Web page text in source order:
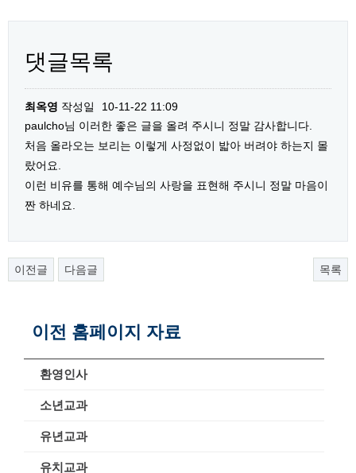
댓글목록
최옥영 작성일
10-11-22 11:09
paulcho님 이러한 좋은 글을 올려 주시니 정말 감사합니다.
처음 올라오는 보리는 이렇게 사정없이 밟아 버려야 하는지 몰
랐어요.
이런 비유를 통해 예수님의 사랑을 표현해 주시니 정말 마음이
짠 하네요.
이전글 다음글 목록
이전 홈페이지 자료
환영인사
소년교과
유년교과
유치교과